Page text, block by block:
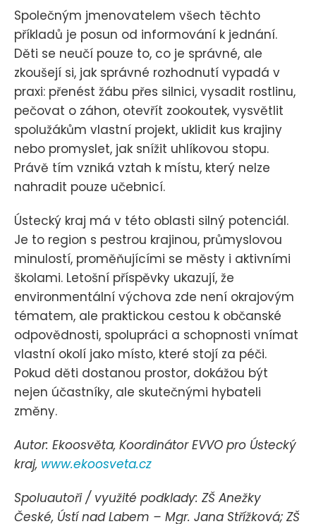
Společným jmenovatelem všech těchto
příkladů je posun od informování k jednání.
Děti se neučí pouze to, co je správné, ale
zkoušejí si, jak správné rozhodnutí vypadá v
praxi: přenést žábu přes silnici, vysadit rostlinu,
pečovat o záhon, otevřít zookoutek, vysvětlit
spolužákům vlastní projekt, uklidit kus krajiny
nebo promyslet, jak snížit uhlíkovou stopu.
Právě tím vzniká vztah k místu, který nelze
nahradit pouze učebnicí.
Ústecký kraj má v této oblasti silný potenciál.
Je to region s pestrou krajinou, průmyslovou
minulostí, proměňujícími se městy i aktivními
školami. Letošní příspěvky ukazují, že
environmentální výchova zde není okrajovým
tématem, ale praktickou cestou k občanské
odpovědnosti, spolupráci a schopnosti vnímat
vlastní okolí jako místo, které stojí za péči.
Pokud děti dostanou prostor, dokážou být
nejen účastníky, ale skutečnými hybateli
změny.
Autor: Ekoosvěta, Koordinátor EVVO pro Ústecký
kraj, www.ekoosveta.cz
Spoluautoři / využité podklady: ZŠ Anežky
České, Ústí nad Labem – Mgr. Jana Střížková; ZŠ